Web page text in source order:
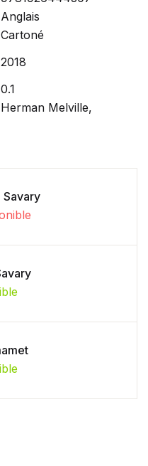
Anglais
Cartoné
2018
0.1
Herman Melville,
Savary